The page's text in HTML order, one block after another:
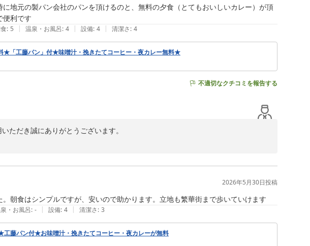
まいりますので、またお近くにお越しの際は、ぜひ当ホテルをご利用くださいま
待ち申し上げております。
地元の製パン会社のパンを頂けるのと、無料の夕食（とてもおいしいカレー）が頂
便利です
: 5 | 温泉・お風呂: 4 | 設備: 4 | 清潔さ: 4
★「工藤パン」付★味噌汁・挽きたてコーヒー・夜カレー無料★
不適切なクチコミを報告する
ただき誠にありがとうございます。
で嬉しく思っております。
提供できるよう、精進して参ります。
2026年5月30日投稿
朝食はシンプルですが、安いので助かります。立地も繁華街まで歩いていけます
・お風呂: - | 設備: 4 | 清潔さ: 3
藤パン付★お味噌汁・挽きたてコーヒー・夜カレーが無料